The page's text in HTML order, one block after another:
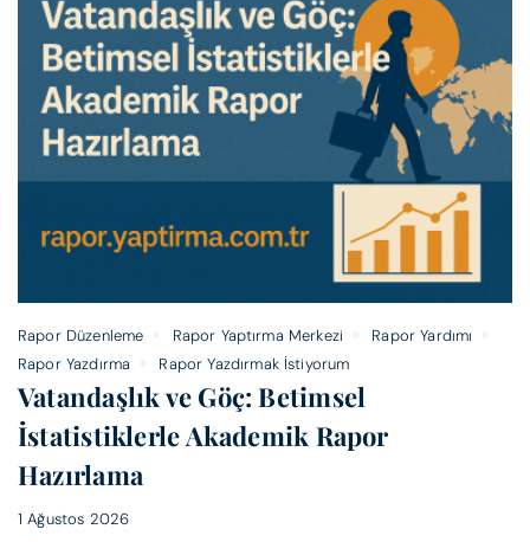
Rapor Düzenleme Rapor Yaptırma Merkezi
Rapor Yardımı
Rapor Yazdırma
Rapor Yazdırmak İstiyorum
Vatandaşlık ve Göç: Betimsel
İstatistiklerle Akademik Rapor
Hazırlama
1 Ağustos 2026